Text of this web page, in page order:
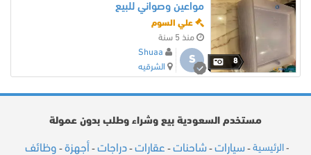
8
مواعين وصواني للبيع
علي السوم
منذ 5 سنة
S
Shuaa
الشرقيه
مستخدم السعودية بيع وشراء وطلب بدون عمولة
- الرئيسية - سيارات - شاحنات - عقارات - دراجات - أجهزة - وظائف